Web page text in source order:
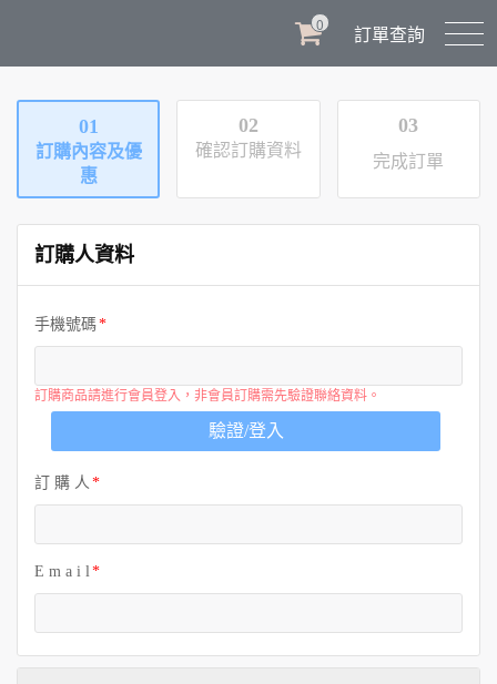
0 訂單查詢
01
訂購內容及優
惠
02
確認訂購資料
03
完成訂單
訂購人資料
手機號碼
訂購商品請進行會員登入，非會員訂購需先驗證聯絡資料。
驗證/登入
訂 購 人
E m a i l